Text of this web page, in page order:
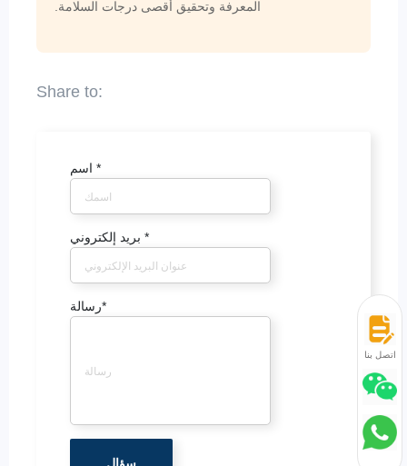
المعرفة وتحقيق أقصى درجات السلامة.
*
*
رسالة*
اتصل بنا